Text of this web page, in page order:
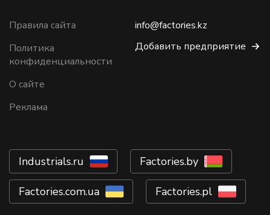
Правила сайта
Политика
конфиденциальности
О сайте
Реклама
info@factories.kz
Добавить предприятие
Industrials.ru Factories.by
Factories.com.ua Factories.pl